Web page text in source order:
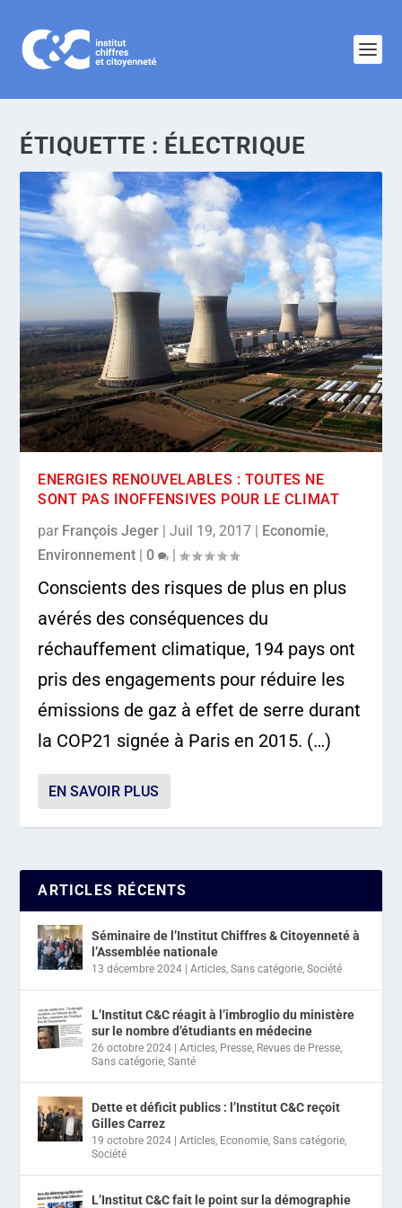
ÉTIQUETTE : ÉLECTRIQUE
ENERGIES RENOUVELABLES : TOUTES NE
SONT PAS INOFFENSIVES POUR LE CLIMAT
par François Jeger |Juil 19, 2017 | Economie,
Environnement |0 |
Conscients des risques de plus en plus
avérés des conséquences du
réchauffement climatique, 194 pays ont
pris des engagements pour réduire les
émissions de gaz à effet de serre durant
la COP21 signée à Paris en 2015. (…)
EN SAVOIR PLUS
ARTICLES RÉCENTS
Séminaire de l’Institut Chiffres & Citoyenneté à
l’Assemblée nationale
13 décembre 2024 |Articles,Sans catégorie,Société
L’Institut C&C réagit à l’imbroglio du ministère
sur le nombre d’étudiants en médecine
26 octobre 2024 |Articles, Presse, Revues de Presse,
Sans catégorie,Santé
Dette et déficit publics : l’Institut C&C reçoit
Gilles Carrez
19 octobre 2024 |Articles, Economie,Sans catégorie,
Société
L’Institut C&C fait le point sur la démographie